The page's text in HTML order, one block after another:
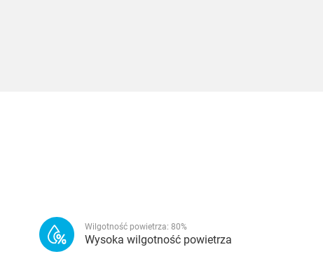
Wilgotność powietrza: 80%
Wysoka wilgotność powietrza